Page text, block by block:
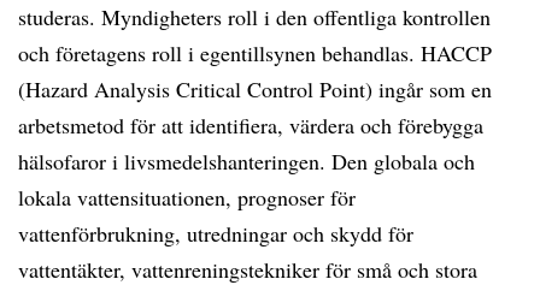
studeras. Myndigheters roll i den offentliga kontrollen
och företagens roll i egentillsynen behandlas. HACCP
(Hazard Analysis Critical Control Point) ingår som en
arbetsmetod för att identifiera, värdera och förebygga
hälsofaror i livsmedelshanteringen. Den globala och
lokala vattensituationen, prognoser för
vattenförbrukning, utredningar och skydd för
vattentäkter, vattenreningstekniker för små och stora